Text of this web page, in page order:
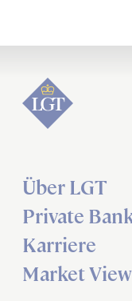
Über LGT
Private
Karriere
Market